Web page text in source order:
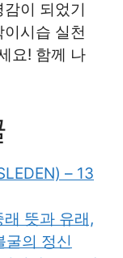
이 되었기
시습 실천
요! 함께 나
– 13
뜻과 유래,
굴의 정신